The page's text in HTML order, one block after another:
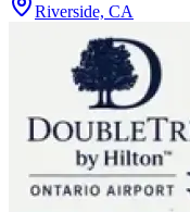
Riverside, CA